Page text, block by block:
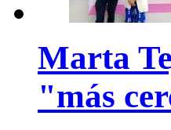
Marta
"más